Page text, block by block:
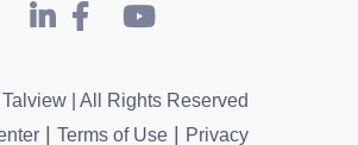
| All Rights Reserved
| Terms of Use| Privacy